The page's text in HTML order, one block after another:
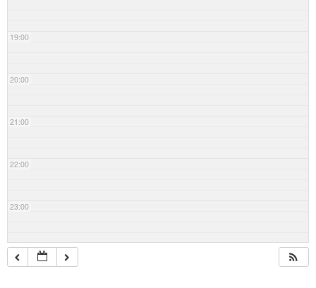
19:00
20:00
21:00
22:00
23:00